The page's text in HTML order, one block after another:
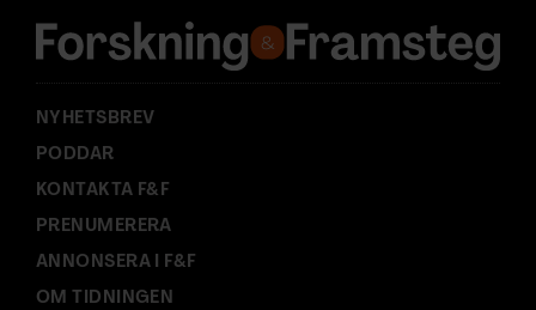
s
:
NYHETSBREV
PODDAR
KONTAKTA F&F
PRENUMERERA
ANNONSERA I F&F
OM TIDNINGEN